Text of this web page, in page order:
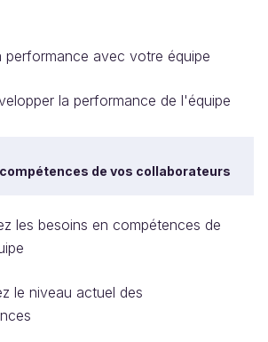
performance avec votre équipe
la performance de l'équipe
de vos collaborateurs
les besoins en compétences de
le niveau actuel des